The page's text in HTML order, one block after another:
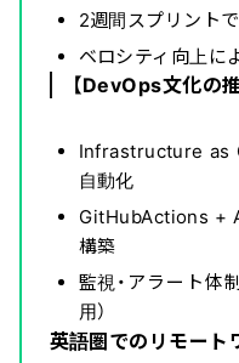
2週間スプリント
ベロシティ向上に
【DevOps文化の推
Infrastructure as
自動化
GitHubActions +
構築
監視・アラート体
用）
英語圏でのリモート